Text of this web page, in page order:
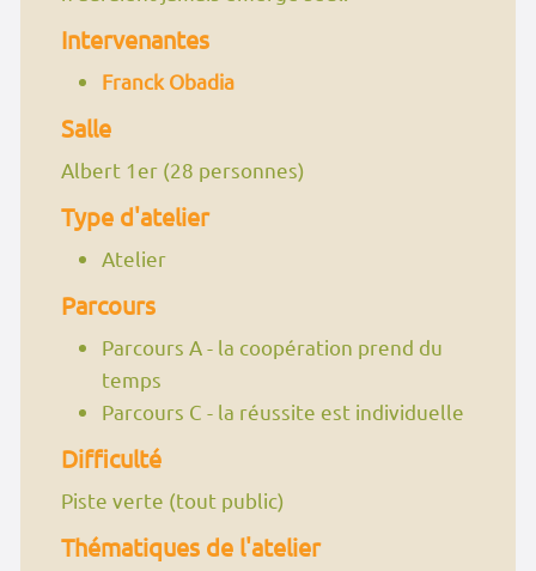
Intervenantes
Franck Obadia
Salle
Albert 1er (28 personnes)
Type d'atelier
Atelier
Parcours
Parcours A - la coopération prend du
temps
Parcours C - la réussite est individuelle
Difficulté
Piste verte (tout public)
Thématiques de l'atelier